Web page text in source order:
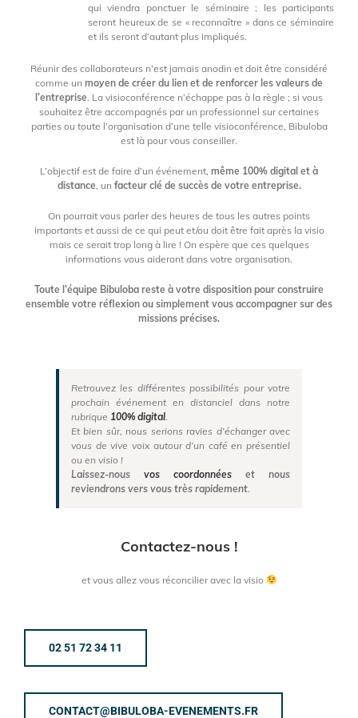
qui viendra ponctuer le séminaire ; les participants
seront heureux de se « reconnaître » dans ce séminaire
et ils seront d’autant plus impliqués.
Réunir des collaborateurs n’est jamais anodin et doit être considéré
comme un moyen de créer du lien et de renforcer les valeurs de
l’entreprise. La visioconférence n’échappe pas à la règle ; si vous
souhaitez être accompagnés par un professionnel sur certaines
parties ou toute l’organisation d’une telle visioconférence, Bibuloba
est là pour vous conseiller.
L’objectif est de faire d’un événement, même 100% digital et à
distance, un facteur clé de succès de votre entreprise.
On pourrait vous parler des heures de tous les autres points
importants et aussi de ce qui peut et/ou doit être fait après la visio
mais ce serait trop long à lire ! On espère que ces quelques
informations vous aideront dans votre organisation.
Toute l’équipe Bibuloba reste à votre disposition pour construire
ensemble votre réflexion ou simplement vous accompagner sur des
missions précises.
Retrouvez les différentes possibilités pour votre
prochain événement en distanciel dans notre
rubrique 100% digital
Et bien sûr, nous serions ravies d’échanger avec
vous de vive voix autour d’un café en présentiel
ou en visio !
Laissez-nous vos coordonnées et nous
reviendrons vers vous très rapidement
Contactez-nous !
et vous allez vous réconcilier avec la visio
02 51 72 34 11
CONTACT@BIBULOBA-EVENEMENTS.FR